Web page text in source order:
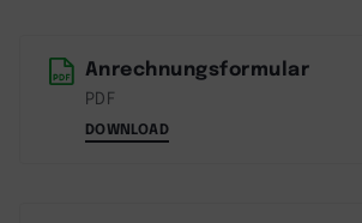
Anrechnungsformular
PDF
DOWNLOAD